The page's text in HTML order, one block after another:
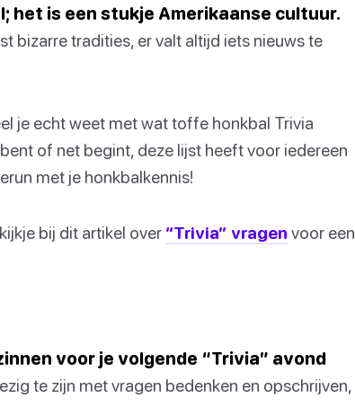
het is een stukje Amerikaanse cultuur.
bizarre tradities, er valt altijd iets nieuws te
je echt weet met wat toffe honkbal Trivia
of net begint, deze lijst heeft voor iedereen
met je honkbalkennis!
bij dit artikel over “Trivia” vragen voor een
voor je volgende “Trivia” avond
te zijn met vragen bedenken en opschrijven,